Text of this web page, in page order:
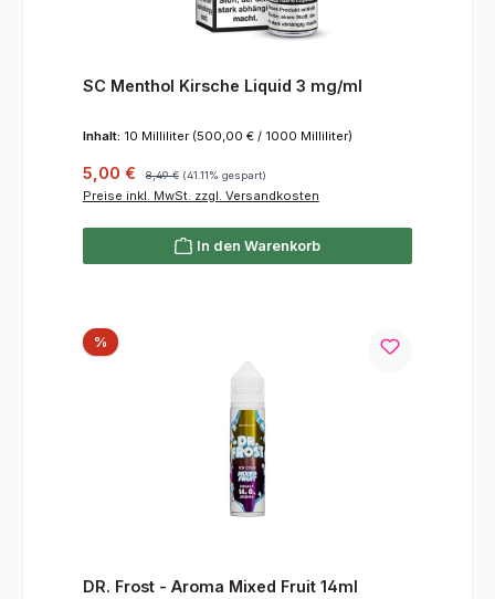
SC Menthol Kirsche Liquid 3 mg/ml
Inhalt: 10 Milliliter (500,00 € / 1000 Milliliter)
Verkaufspreis:
5,00 € 8,49 € (41.11% gespart)
Preise inkl. MwSt. zzgl. Versandkosten
In den Warenkorb
%Rabatt
DR. Frost - Aroma Mixed Fruit 14ml